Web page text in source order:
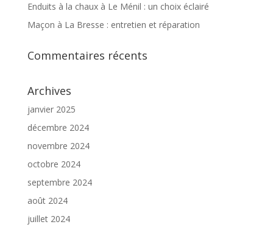
Enduits à la chaux à Le Ménil : un choix éclairé
Maçon à La Bresse : entretien et réparation
Commentaires récents
Archives
janvier 2025
décembre 2024
novembre 2024
octobre 2024
septembre 2024
août 2024
juillet 2024